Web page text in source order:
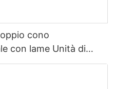
cono
con lame Unità di
con lame